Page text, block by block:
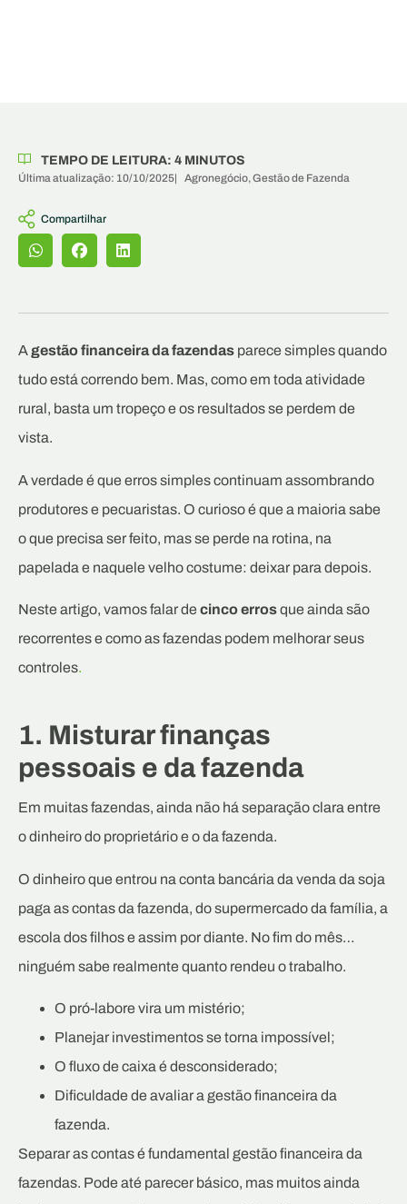
TEMPO DE LEITURA: 4 MINUTOS
Última atualização: 10/10/2025| Agronegócio,Gestão de Fazenda
Compartilhar
Agestão financeira da fazendas parece simples quando
tudo está correndo bem. Mas, como em toda atividade
rural, basta um tropeço e os resultados se perdem de
vista.
A verdade é que erros simples continuam assombrando
produtores e pecuaristas. O curioso é que a maioria sabe
o que precisa ser feito, mas se perde na rotina, na
papelada e naquele velho costume: deixar para depois.
Neste artigo, vamos falar de cinco errosque ainda são
recorrentes e como as fazendas podem melhorar seus
controles.
1. Misturar finanças
pessoais e da fazenda
Em muitas fazendas, ainda não há separação clara entre
o dinheiro do proprietário e o da fazenda.
O dinheiro que entrou na conta bancária da venda da soja
paga as contas da fazenda, do supermercado da família, a
escola dos filhos e assim por diante. No fim do mês…
ninguém sabe realmente quanto rendeu o trabalho.
O pró-labore vira um mistério;
Planejar investimentos se torna impossível;
O fluxo de caixa é desconsiderado;
Dificuldade de avaliar a gestão financeira da
fazenda.
Separar as contas é fundamental gestão financeira da
fazendas. Pode até parecer básico, mas muitos ainda